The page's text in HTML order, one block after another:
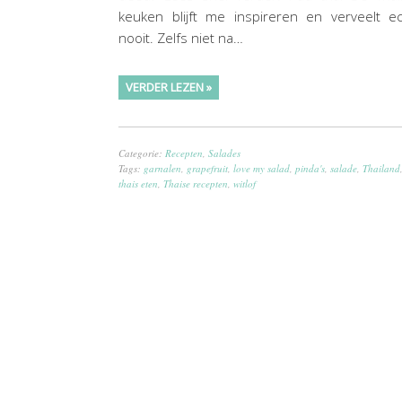
keuken blijft me inspireren en verveelt
nooit. Zelfs niet na…
VERDER LEZEN »
Categorie: Recepten, Salades
Tags: garnalen, grapefruit, love my salad, pinda's, salade, Thailand,
thais eten, Thaise recepten, witlof